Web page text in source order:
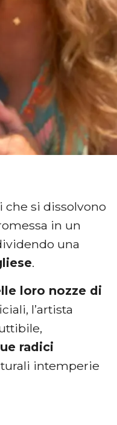
che si dissolvono
in un
una
.
loro nozze di
l’artista
radici
intemperie